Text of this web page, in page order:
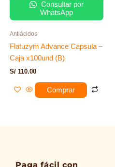
Consultar por
WhatsApp
Antiácidos
Flatuzym Advance Capsula –
Caja x100und (B)
S/ 110.00
Comprar
Paga fácil con